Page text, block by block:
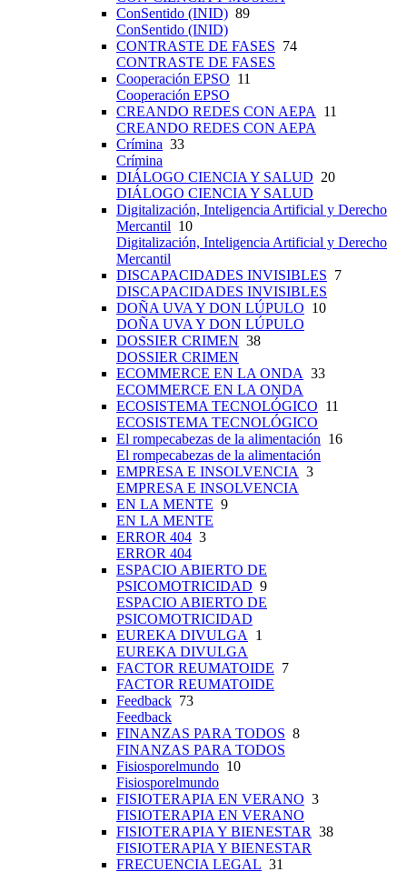
ConSentido (INID) 89
ConSentido (INID)
CONTRASTE DE FASES 74
CONTRASTE DE FASES
Cooperación EPSO 11
Cooperación EPSO
CREANDO REDES CON AEPA
11
CREANDO REDES CON AEPA
Crímina 33
Crímina
DIÁLOGO CIENCIA Y SALUD 20
DIÁLOGO CIENCIA Y SALUD
Digitalización, Inteligencia Artificial y Derecho
Mercantil 10
Digitalización, Inteligencia Artificial y Derecho
Mercantil
DISCAPACIDADES INVISIBLES 7
DISCAPACIDADES INVISIBLES
DOÑA UVA Y DON LÚPULO 10
DOÑA UVA Y DON LÚPULO
DOSSIER CRIMEN 38
DOSSIER CRIMEN
ECOMMERCE EN LA ONDA 33
ECOMMERCE EN LA ONDA
ECOSISTEMA TECNOLÓGICO 11
ECOSISTEMA TECNOLÓGICO
El rompecabezas de la alimentación 16
El rompecabezas de la alimentación
EMPRESA E INSOLVENCIA 3
EMPRESA E INSOLVENCIA
EN LA MENTE 9
EN LA MENTE
ERROR 404 3
ERROR 404
ESPACIO ABIERTO DE
PSICOMOTRICIDAD 9
ESPACIO ABIERTO DE
PSICOMOTRICIDAD
EUREKA DIVULGA
1
EUREKA DIVULGA
FACTOR REUMATOIDE 7
FACTOR REUMATOIDE
Feedback 73
Feedback
FINANZAS PARA TODOS 8
FINANZAS PARA TODOS
Fisiosporelmundo 10
Fisiosporelmundo
FISIOTERAPIA EN VERANO 3
FISIOTERAPIA EN VERANO
FISIOTERAPIA Y BIENESTAR 38
FISIOTERAPIA Y BIENESTAR
FRECUENCIA LEGAL 31